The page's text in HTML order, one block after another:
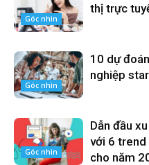
Góc nhìn
thị trực
Góc nhìn
10 dự
nghiệp
Góc nhìn
Dẫn đầu
với 6
cho năm